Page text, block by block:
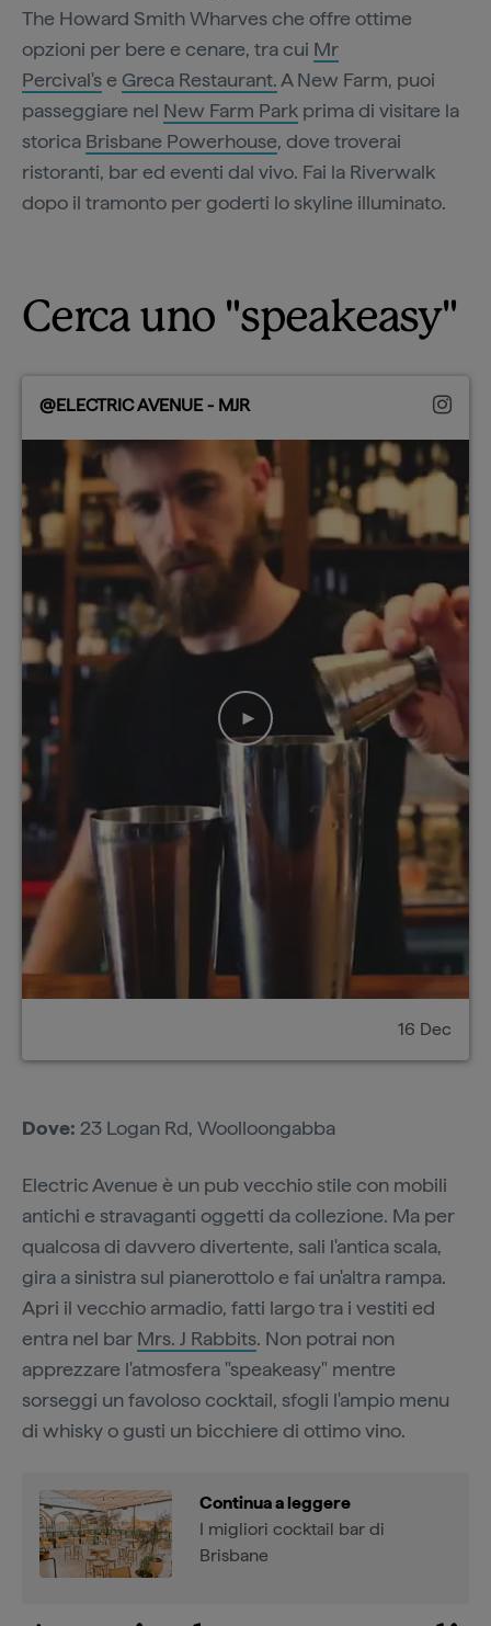
The Howard Smith Wharves che offre ottime
opzioni per bere e cenare, tra cui Mr
Percival'se Greca Restaurant. A New Farm, puoi
passeggiare nel New Farm Park prima di visitare la
storica Brisbane Powerhouse, dove troverai
ristoranti, bar ed eventi dal vivo. Fai la Riverwalk
dopo il tramonto per goderti lo skyline illuminato.
Cerca uno "speakeasy"
@ELECTRIC AVENUE - MJR
16 Dec
Dove: 23 Logan Rd, Woolloongabba
Electric Avenue è un pub vecchio stile con mobili
antichi e stravaganti oggetti da collezione. Ma per
qualcosa di davvero divertente, sali l'antica scala,
gira a sinistra sul pianerottolo e fai un'altra rampa.
Apri il vecchio armadio, fatti largo tra i vestiti ed
entra nel bar Mrs. J Rabbits. Non potrai non
apprezzare l'atmosfera "speakeasy" mentre
sorseggi un favoloso cocktail, sfogli l'ampio menu
di whisky o gusti un bicchiere di ottimo vino.
Continua a leggere
I migliori cocktail bar di
Brisbane